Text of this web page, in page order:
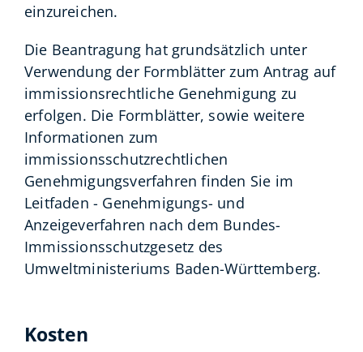
einzureichen.
Die Beantragung hat grundsätzlich unter
Verwendung der Formblätter zum Antrag auf
immissionsrechtliche Genehmigung zu
erfolgen. Die Formblätter, sowie weitere
Informationen zum
immissionsschutzrechtlichen
Genehmigungsverfahren finden Sie im
Leitfaden - Genehmigungs- und
Anzeigeverfahren nach dem Bundes-
Immissionsschutzgesetz des
Umweltministeriums Baden-Württemberg.
Kosten